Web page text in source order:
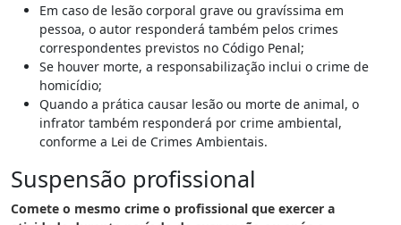
Em caso de lesão corporal grave ou gravíssima em
pessoa, o autor responderá também pelos crimes
correspondentes previstos no Código Penal;
Se houver morte, a responsabilização inclui o crime de
homicídio;
Quando a prática causar lesão ou morte de animal, o
infrator também responderá por crime ambiental,
conforme a Lei de Crimes Ambientais.
Suspensão profissional
Comete o mesmo crime o profissional que exercer a